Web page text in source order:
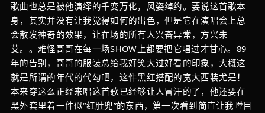
歌曲也总是被他演绎的千变万化，风姿绰约。要说这首歌本
身，其实并没有让我觉得如何的出色，但是它在演唱会上总
会散发神奇的效果，让在场的所有人兴奋异常，方兴未
艾。。难怪哥哥在每一场SHOW上都要把它唱过才甘心。89
年的告别，哥哥的服装总给我好笑大过好看的印象，大概这
就是所谓的年代的代勾吧，这件黑红搭配的宽大西装尤是！
本来穿这么正经来唱这首歌已经够让人冒汗的了，他还要在
黑外套里着一件似“红肚兜”的东西，第一次看到简直让我瞠目